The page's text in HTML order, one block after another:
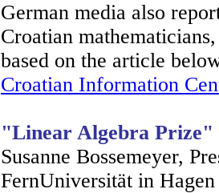
German media also
Croatian
based on the article
Croatian Information
"Linear Algebra
Susanne Bossemeyer,
FernUniversität in Hagen